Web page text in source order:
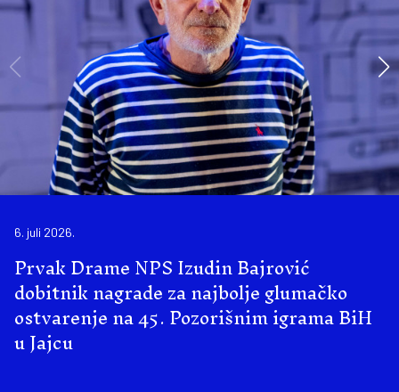
6. juli 2026.
Prvak Drame NPS Izudin Bajrović
dobitnik nagrade za najbolje glumačko
ostvarenje na 45. Pozorišnim igrama BiH
u Jajcu